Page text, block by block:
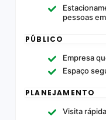
pessoas
PÚBLICO
Empresa
Espaço
PLANEJAMENTO
Visita rápida